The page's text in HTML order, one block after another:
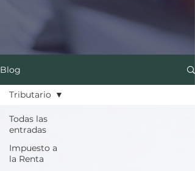
Blog
Todas las
entradas
Impuesto a
la Renta
Tributario